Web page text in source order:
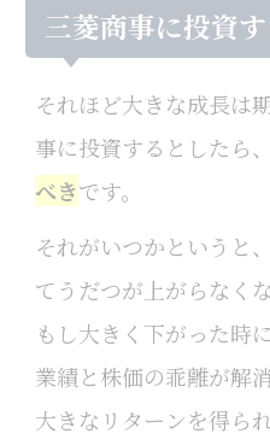
三菱商事に投資
それほど大きな成長は
事に投資するとしたら、
べきです。
それがいつかというと
てうだつが上がらなく
もし大きく下がった時
業績と株価の乖離が解
大きなリターンを得ら